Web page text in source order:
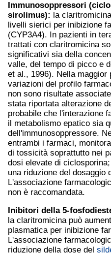
Immunosoppressori
sirolimus): la
livelli sierici per inibizione
(CYP3A4). In pazienti in
trattati con claritromicina
significativi sia della
valle, del tempo di picco e
et al., 1996). Nella maggior
variazioni del profilo
non sono risultate
stata riportata alterazione
probabile che l'interazione
il metabolismo epatico sia
dell'immunosoppressore.
entrambi i farmaci,
di tossicità soprattutto nei
dosi elevate di
una riduzione del dosaggio
L'associazione
non è raccomandata.
Inibitori della 5-
la claritromicina può
plasmatica per inibizione
L'associazione
riduzione della dose del